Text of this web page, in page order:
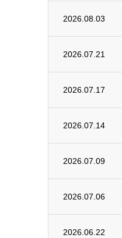
2026.08.03
2026.07.21
2026.07.17
2026.07.14
2026.07.09
2026.07.06
2026.06.22